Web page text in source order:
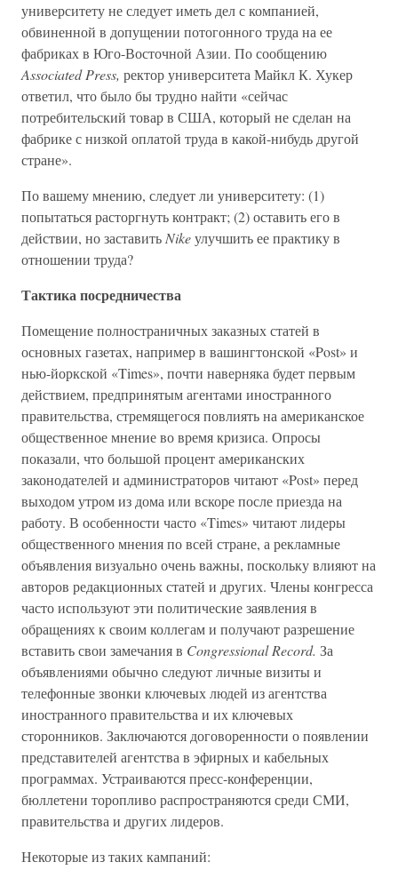
университету не следует иметь дел с компанией,
обвиненной в допущении потогонного труда на ее
фабриках в Юго-Восточной Азии. По сообщению
Associated Press, ректор университета Майкл К. Хукер
ответил, что было бы трудно найти «сейчас
потребительский товар в США, который не сделан на
фабрике с низкой оплатой труда в какой-нибудь другой
стране».
По вашему мнению, следует ли университету: (1)
попытаться расторгнуть контракт; (2) оставить его в
действии, но заставить Nikeулучшить ее практику в
отношении труда?
Тактика посредничества
Помещение полностраничных заказных статей в
основных газетах, например в вашингтонской «Post» и
нью-йоркской «Times», почти наверняка будет первым
действием, предпринятым агентами иностранного
правительства, стремящегося повлиять на американское
общественное мнение во время кризиса. Опросы
показали, что большой процент американских
законодателей и администраторов читают «Post» перед
выходом утром из дома или вскоре после приезда на
работу. В особенности часто «Times» читают лидеры
общественного мнения по всей стране, а рекламные
объявления визуально очень важны, поскольку влияют на
авторов редакционных статей и других. Члены конгресса
часто используют эти политические заявления в
обращениях к своим коллегам и получают разрешение
вставить свои замечания в Congressional Record. За
объявлениями обычно следуют личные визиты и
телефонные звонки ключевых людей из агентства
иностранного правительства и их ключевых
сторонников. Заключаются договоренности о появлении
представителей агентства в эфирных и кабельных
программах. Устраиваются пресс-конференции,
бюллетени торопливо распространяются среди СМИ,
правительства и других лидеров.
Некоторые из таких кампаний: